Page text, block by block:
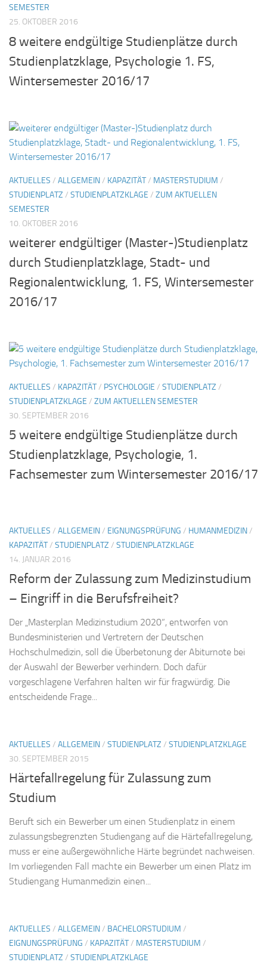
SEMESTER
25. OKTOBER 2016
8 weitere endgültige Studienplätze durch
Studienplatzklage, Psychologie 1. FS,
Wintersemester 2016/17
AKTUELLES / ALLGEMEIN/ KAPAZITÄT/ MASTERSTUDIUM /
STUDIENPLATZ / STUDIENPLATZKLAGE / ZUM AKTUELLEN
SEMESTER
10. OKTOBER 2016
weiterer endgültiger (Master-)Studienplatz
durch Studienplatzklage, Stadt- und
Regionalentwicklung, 1. FS, Wintersemester
2016/17
AKTUELLES / KAPAZITÄT/ PSYCHOLOGIE / STUDIENPLATZ /
STUDIENPLATZKLAGE / ZUM AKTUELLEN SEMESTER
30. SEPTEMBER 2016
5 weitere endgültige Studienplätze durch
Studienplatzklage, Psychologie, 1.
Fachsemester zum Wintersemester 2016/17
AKTUELLES / ALLGEMEIN/ EIGNUNGSPRÜFUNG / HUMANMEDIZIN/
KAPAZITÄT/ STUDIENPLATZ / STUDIENPLATZKLAGE
14. JANUAR 2016
Reform der Zulassung zum Medizinstudium
– Eingriff in die Berufsfreiheit?
Der „Masterplan Medizinstudium 2020“, entworfen von
Bundesministerien und Vertretern der Deutschen
Hochschulmedizin, soll die Überbetonung der Abiturnote bei
der Auswahl der Bewerber verhindern. Doch dafür
vorgeschlagene Verfahren halten wir für fragwürdig. Die
entscheidende Frage...
AKTUELLES / ALLGEMEIN/ STUDIENPLATZ / STUDIENPLATZKLAGE
30. SEPTEMBER 2015
Härtefallregelung für Zulassung zum
Studium
Beruft sich ein Bewerber um einen Studienplatz in einem
zulassungsbegrenzten Studiengang auf die Härtefallregelung,
muss er eine außergewöhnliche Härte begründet nachweisen.
Im vorliegenden Fall machte ein Bewerber um einen Platz im
Studiengang Humanmedizin einen...
AKTUELLES / ALLGEMEIN/ BACHELORSTUDIUM /
EIGNUNGSPRÜFUNG / KAPAZITÄT/ MASTERSTUDIUM /
STUDIENPLATZ / STUDIENPLATZKLAGE